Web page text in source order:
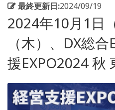
最終更新日:2024/09/19
2024年10月1日
（木）、DX総
援EXPO2024 秋